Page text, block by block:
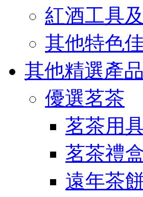
紅酒工具
其他特色
其他精選產品
優選茗茶
茗茶用
茗茶禮
遠年茶